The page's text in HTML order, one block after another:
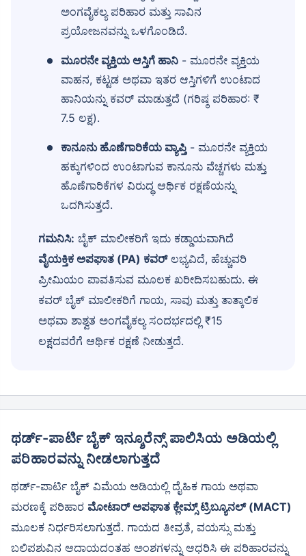
Compare Plans from 17+ Insurers Instantly
No Documentation
Get instant Cover
ಅಂಗವೈಕಲ್ಯ ಪರಿಹಾರ ಮತ್ತು ಸಾವಿನ
ಪ್ರಯೋಜನವನ್ನು ಒಳಗೊಂಡಿದೆ.
ಮೂರನೇ ವ್ಯಕ್ತಿಯ ಆಸ್ತಿಗೆ ಹಾನಿ - ಮೂರನೇ ವ್ಯಕ್ತಿಯ
ವಾಹನ, ಕಟ್ಟಡ ಅಥವಾ ಇತರ ಆಸ್ತಿಗಳಿಗೆ ಉಂಟಾದ
ಹಾನಿಯನ್ನು ಕವರ್ ಮಾಡುತ್ತದೆ (ಗರಿಷ್ಠ ಪರಿಹಾರ: ₹
7.5 ಲಕ್ಷ).
ಕಾನೂನು ಹೊಣೆಗಾರಿಕೆಯ ವ್ಯಾಪ್ತಿ - ಮೂರನೇ ವ್ಯಕ್ತಿಯ
ಹಕ್ಕುಗಳಿಂದ ಉಂಟಾಗುವ ಕಾನೂನು ವೆಚ್ಚಗಳು ಮತ್ತು
ಹೊಣೆಗಾರಿಕೆಗಳ ವಿರುದ್ಧ ಆರ್ಥಿಕ ರಕ್ಷಣೆಯನ್ನು
ಒದಗಿಸುತ್ತದೆ.
ಗಮನಿಸಿ: ಬೈಕ್ ಮಾಲೀಕರಿಗೆ ಇದು ಕಡ್ಡಾಯವಾಗಿದೆ
ವೈಯಕ್ತಿಕ ಅಪಘಾತ (PA) ಕವರ್ಲಭ್ಯವಿದೆ, ಹೆಚ್ಚುವರಿ
ಪ್ರೀಮಿಯಂ ಪಾವತಿಸುವ ಮೂಲಕ ಖರೀದಿಸಬಹುದು. ಈ
ಕವರ್ ಬೈಕ್ ಮಾಲೀಕರಿಗೆ ಗಾಯ, ಸಾವು ಮತ್ತು ತಾತ್ಕಾಲಿಕ
ಅಥವಾ ಶಾಶ್ವತ ಅಂಗವೈಕಲ್ಯ ಸಂದರ್ಭದಲ್ಲಿ ₹15
ಲಕ್ಷದವರೆಗೆ ಆರ್ಥಿಕ ರಕ್ಷಣೆ ನೀಡುತ್ತದೆ.
ಥರ್ಡ್-ಪಾರ್ಟಿ ಬೈಕ್ ಇನ್ಶೂರೆನ್ಸ್ ಪಾಲಿಸಿಯ ಅಡಿಯಲ್ಲಿ
ಪರಿಹಾರವನ್ನು ನೀಡಲಾಗುತ್ತದೆ
ಥರ್ಡ್-ಪಾರ್ಟಿ ಬೈಕ್ ವಿಮೆಯ ಅಡಿಯಲ್ಲಿ ದೈಹಿಕ ಗಾಯ ಅಥವಾ
ಮರಣಕ್ಕೆ ಪರಿಹಾರ ಮೋಟಾರ್ ಅಪಘಾತ ಕ್ಲೇಮ್ಸ್ ಟ್ರಿಬ್ಯೂನಲ್ (MACT)
ಮೂಲಕ ನಿರ್ಧರಿಸಲಾಗುತ್ತದೆ. ಗಾಯದ ತೀವ್ರತೆ, ವಯಸ್ಸು ಮತ್ತು
ಬಲಿಪಶುವಿನ ಆದಾಯದಂತಹ ಅಂಶಗಳನ್ನು ಆಧರಿಸಿ ಈ ಪರಿಹಾರವನ್ನು